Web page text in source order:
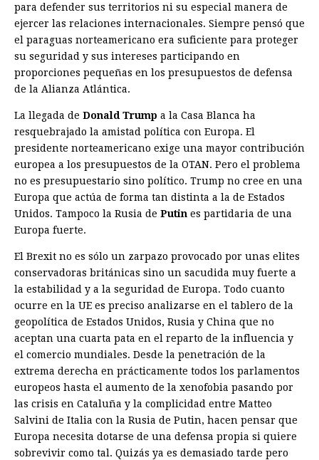
para defender sus territorios ni su especial manera de
ejercer las relaciones internacionales. Siempre pensó que
el paraguas norteamericano era suficiente para proteger
su seguridad y sus intereses participando en
proporciones pequeñas en los presupuestos de defensa
de la Alianza Atlántica.
La llegada de Donald Trump a la Casa Blanca ha
resquebrajado la amistad política con Europa. El
presidente norteamericano exige una mayor contribución
europea a los presupuestos de la OTAN. Pero el problema
no es presupuestario sino político. Trump no cree en una
Europa que actúa de forma tan distinta a la de Estados
Unidos. Tampoco la Rusia de Putin es partidaria de una
Europa fuerte.
El Brexit no es sólo un zarpazo provocado por unas elites
conservadoras británicas sino un sacudida muy fuerte a
la estabilidad y a la seguridad de Europa. Todo cuanto
ocurre en la UE es preciso analizarse en el tablero de la
geopolítica de Estados Unidos, Rusia y China que no
aceptan una cuarta pata en el reparto de la influencia y
el comercio mundiales. Desde la penetración de la
extrema derecha en prácticamente todos los parlamentos
europeos hasta el aumento de la xenofobia pasando por
las crisis en Cataluña y la complicidad entre Matteo
Salvini de Italia con la Rusia de Putin, hacen pensar que
Europa necesita dotarse de una defensa propia si quiere
sobrevivir como tal. Quizás ya es demasiado tarde pero